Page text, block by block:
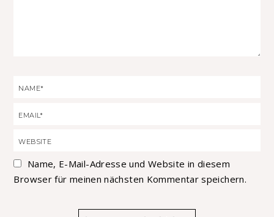
Name, E-Mail-Adresse und Website in diesem
Browser für meinen nächsten Kommentar speichern.